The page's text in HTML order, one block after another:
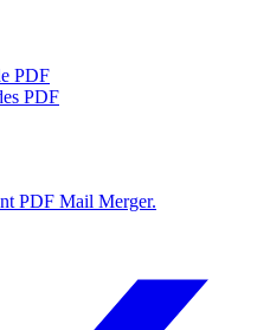
PDF
PDF
PDF Mail Merger.